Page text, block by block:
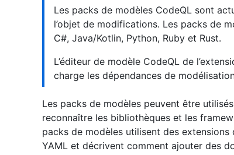
Les packs de modèles CodeQL sont
l’objet de modifications. Les packs de
C#, Java/Kotlin, Python, Ruby et Rust.
L’éditeur de modèle CodeQL de
charge les dépendances de
Les packs de modèles peuvent être
reconnaître les bibliothèques et les
packs de modèles utilisent des
YAML et décrivent comment ajouter des